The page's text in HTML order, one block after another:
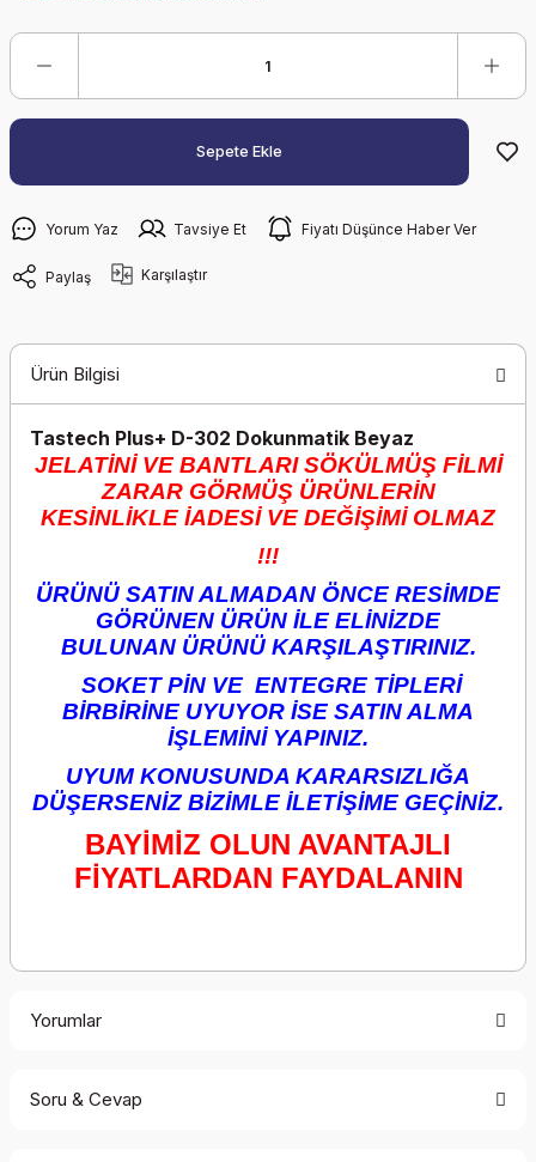
Sepete Ekle
Yorum Yaz Tavsiye Et Fiyatı Düşünce Haber Ver
Paylaş Karşılaştır
Ürün Bilgisi
Tastech Plus+ D-302 Dokunmatik Beyaz
JELATİNİ VE BANTLARI SÖKÜLMÜŞ FİLMİ
ZARAR GÖRMÜŞ ÜRÜNLERİN
KESİNLİKLE İADESİ VE DEĞİŞİMİ OLMAZ
!!!
ÜRÜNÜ SATIN ALMADAN ÖNCE RESİMDE
GÖRÜNEN ÜRÜN İLE ELİNİZDE
BULUNAN ÜRÜNÜ KARŞILAŞTIRINIZ.
SOKET PİN VE ENTEGRE TİPLERİ
BİRBİRİNE UYUYOR İSE SATIN ALMA
İŞLEMİNİ YAPINIZ.
UYUM KONUSUNDA KARARSIZLIĞA
DÜŞERSENİZ BİZİMLE İLETİŞİME GEÇİNİZ.
BAYİMİZ OLUN AVANTAJLI
FİYATLARDAN FAYDALANIN
Yorumlar
Soru & Cevap